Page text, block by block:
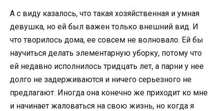
А с виду казалось, что такая хозяйственная и умная
девушка, но ей был важен только внешний вид. И
что творилось дома, ее совсем не волновало. Ей бы
научиться делать элементарную уборку, потому что
ей недавно исполнилось тридцать лет, а парни у нее
долго не задерживаются и ничего серьезного не
предлагают. Иногда она конечно же приходит ко мне
и начинает жаловаться на свою жизнь, но когда я